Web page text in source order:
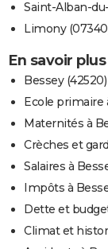
Saint-Alban-
Limony
En savoir
Bessey (42520)
Ecole primaire
Maternités à
Crèches et
Salaires à
Impôts à
Dette et
Climat et